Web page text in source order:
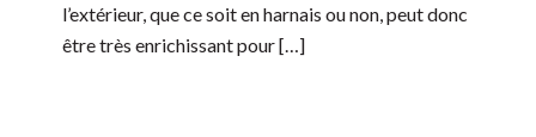
l’extérieur, que ce soit en harnais ou non, peut donc
être très enrichissant pour […]